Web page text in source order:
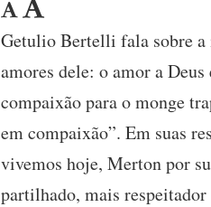
Getulio Bertelli fala sobre a
amores dele: o amor a
compaixão para o monge
em compaixão”. Em suas
vivemos hoje, Merton por
partilhado, mais